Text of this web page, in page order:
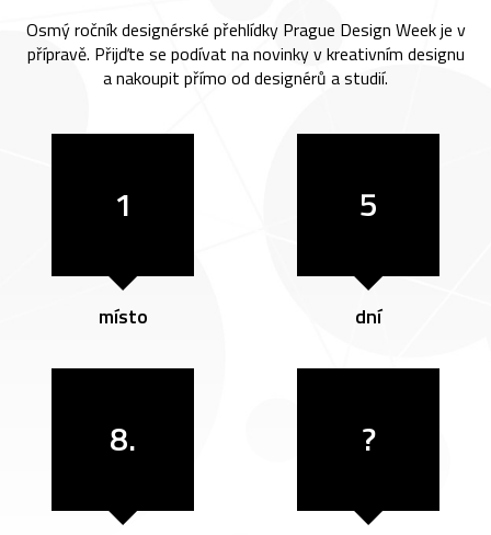
Osmý ročník designérské přehlídky Prague Design Week je v
přípravě. Přijďte se podívat na novinky v kreativním designu
a nakoupit přímo od designérů a studií.
1
místo
5
dní
8. ?